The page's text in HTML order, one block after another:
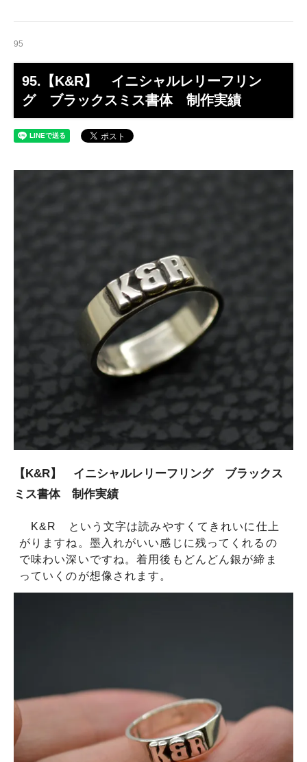
95
95.【K&R】 イニシャルレリーフリン
グ ブラックスミス書体 制作実績
【K&R】 イニシャルレリーフリング ブラックス
ミス書体 制作実績
K&R という文字は読みやすくてきれいに仕上
がりますね。墨入れがいい感じに残ってくれるの
で味わい深いですね。着用後もどんどん銀が締ま
っていくのが想像されます。